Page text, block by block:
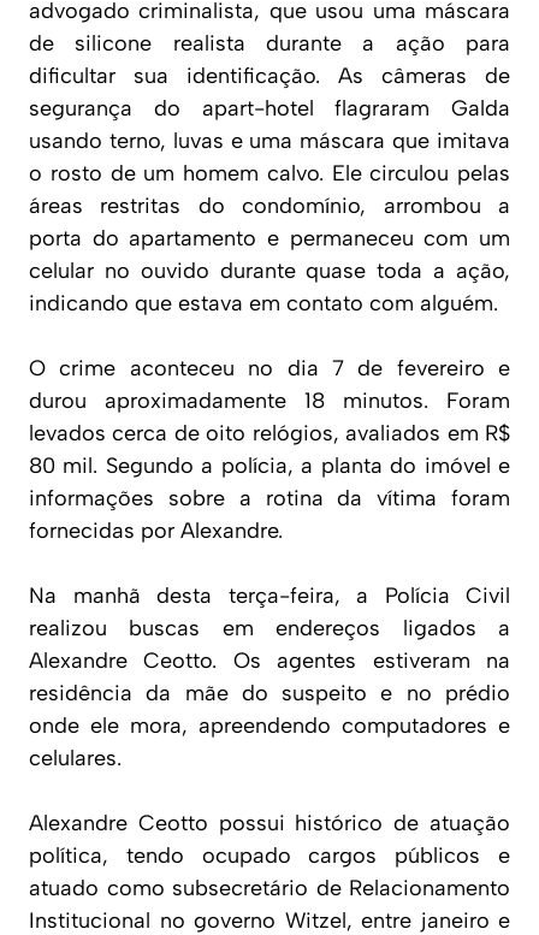
advogado criminalista, que usou uma máscara
de silicone realista durante a ação para
dificultar sua identificação. As câmeras de
segurança do apart-hotel flagraram Galda
usando terno, luvas e uma máscara que imitava
o rosto de um homem calvo. Ele circulou pelas
áreas restritas do condomínio, arrombou a
porta do apartamento e permaneceu com um
celular no ouvido durante quase toda a ação,
indicando que estava em contato com alguém.
O crime aconteceu no dia 7 de fevereiro e
durou aproximadamente 18 minutos. Foram
levados cerca de oito relógios, avaliados em R$
80 mil. Segundo a polícia, a planta do imóvel e
informações sobre a rotina da vítima foram
fornecidas por Alexandre.
Na manhã desta terça-feira, a Polícia Civil
realizou buscas em endereços ligados a
Alexandre Ceotto. Os agentes estiveram na
residência da mãe do suspeito e no prédio
onde ele mora, apreendendo computadores e
celulares.
Alexandre Ceotto possui histórico de atuação
política, tendo ocupado cargos públicos e
atuado como subsecretário de Relacionamento
Institucional no governo Witzel, entre janeiro e